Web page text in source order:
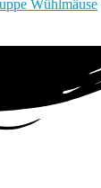
Wühlmäuse